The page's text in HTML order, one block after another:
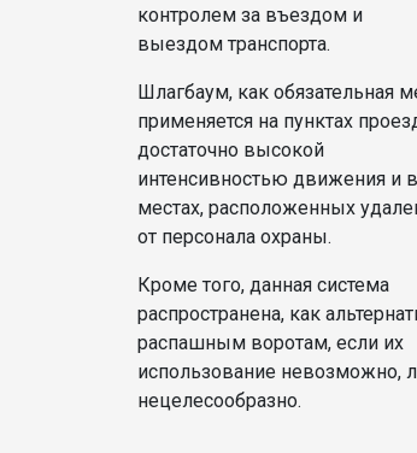
контролем за въездом и
выездом транспорта.
Шлагбаум, как обязательная
применяется на пунктах
достаточно высокой
интенсивностью движения и в
местах, расположенных
от персонала охраны.
Кроме того, данная система
распространена, как
распашным воротам, если их
использование невозможно,
нецелесообразно.